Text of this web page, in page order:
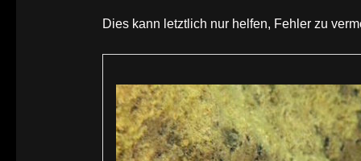
Dies kann letztlich nur helfen, Fehler zu